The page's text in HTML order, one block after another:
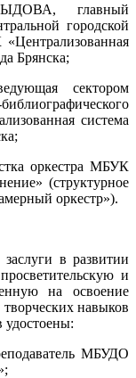
главный
городской
Брянска;
сектором
система
оркестра МБУК
(структурное
оркестр»).
заслуги в развитии
и
на освоение
навыков
МБУДО